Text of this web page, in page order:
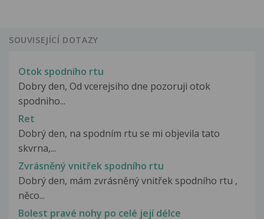
SOUVISEJÍCÍ DOTAZY
Otok spodního rtu
Dobry den, Od vcerejsiho dne pozoruji otok
spodniho...
Ret
Dobrý den, na spodním rtu se mi objevila tato
skvrna,...
Zvrásněný vnitřek spodního rtu
Dobrý den, mám zvrásněný vnitřek spodního rtu ,
něco...
Bolest pravé nohy po celé její délce